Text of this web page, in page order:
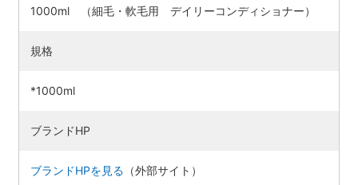
1000ml （細毛・軟毛用 デイリーコンディショナー）
規格
*1000ml
ブランドHP
ブランドHPを見る （外部サイト）